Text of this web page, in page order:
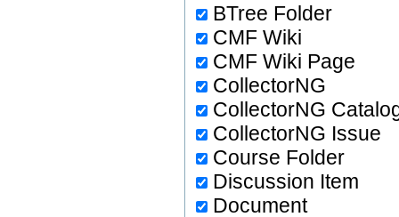
BTree Folder
CMF Wiki
CMF Wiki Page
CollectorNG
CollectorNG
CollectorNG Issue
Course Folder
Discussion Item
Document